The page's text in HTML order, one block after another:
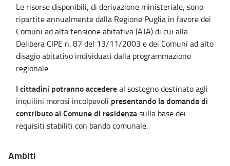
Le risorse disponibili, di derivazione ministeriale, sono
ripartite annualmente dalla Regione Puglia in favore dei
Comuni ad alta tensione abitativa (ATA) di cui alla
Delibera CIPE n. 87 del 13/11/2003 e dei Comuni ad alto
disagio abitativo individuati dalla programmazione
regionale.
I cittadini potranno accedereal sostegno destinato agli
inquilini morosi incolpevoli presentando la domanda di
contributo al Comune di residenzasulla base dei
requisiti stabiliti con bando comunale.
Ambiti